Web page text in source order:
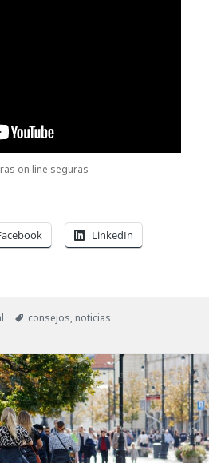
on line seguras
LinkedIn
Etiquetas
consejos, noticias